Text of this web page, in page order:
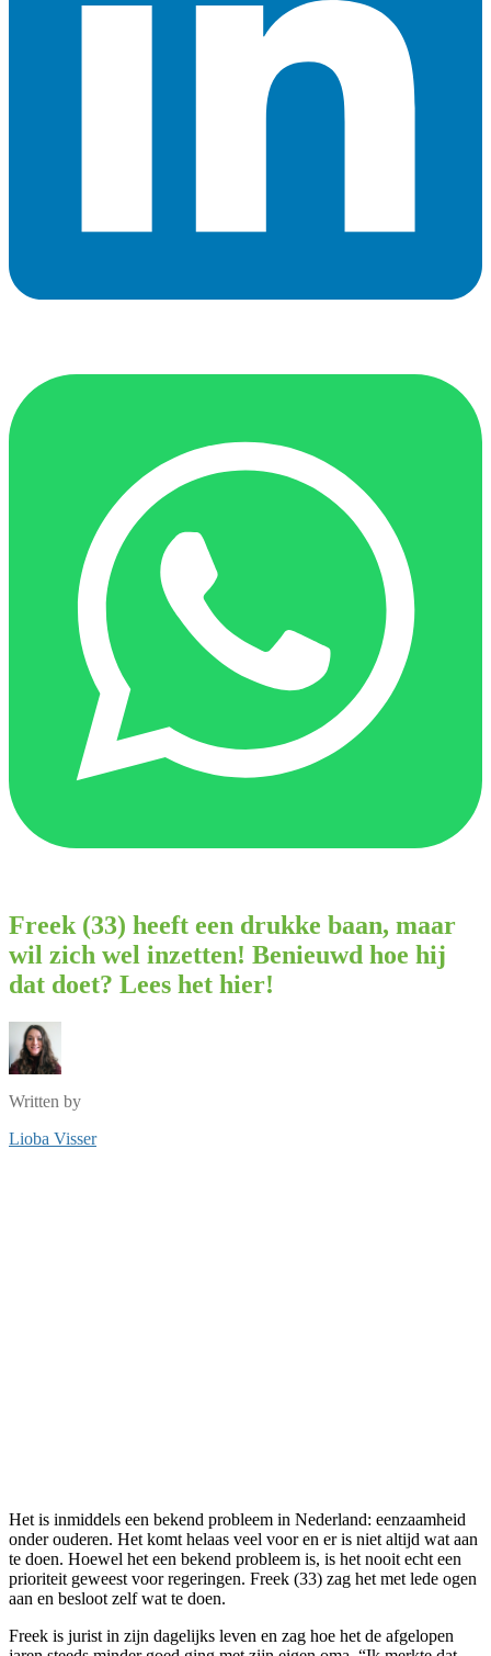
Freek (33) heeft een drukke baan, maar
wil zich wel inzetten! Benieuwd hoe hij
dat doet? Lees het hier!
Written by
Lioba Visser
Het is inmiddels een bekend probleem in Nederland: eenzaamheid
onder ouderen. Het komt helaas veel voor en er is niet altijd wat aan
te doen. Hoewel het een bekend probleem is, is het nooit echt een
prioriteit geweest voor regeringen. Freek (33) zag het met lede ogen
aan en besloot zelf wat te doen.
Freek is jurist in zijn dagelijks leven en zag hoe het de afgelopen